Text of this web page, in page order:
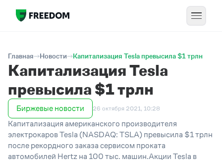
Главная Новости Капитализация Tesla превысила $1 трлн
Капитализация Tesla
превысила $1 трлн
Биржевые новости 26 октября 2021, 10:28
Капитализация американского производителя
электрокаров Tesla (NASDAQ: TSLA) превысила $1 трлн
после рекордного заказа сервисом проката
автомобилей Hertz на 100 тыс. машин.Акции Tesla в